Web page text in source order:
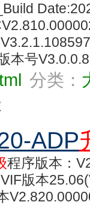
本号
分类：
ADP
程序版本：
版本